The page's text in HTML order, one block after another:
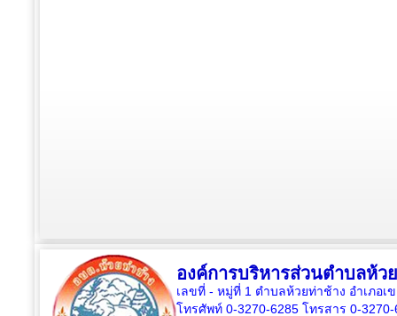
องค์การบริหารส่วนตำบลห้ว
เลขที่ - หมู่ที่ 1 ตำบลห้วยท่าช้าง อำเภอเ
โทรศัพท์ 0-3270-6285 โทรสาร 0-